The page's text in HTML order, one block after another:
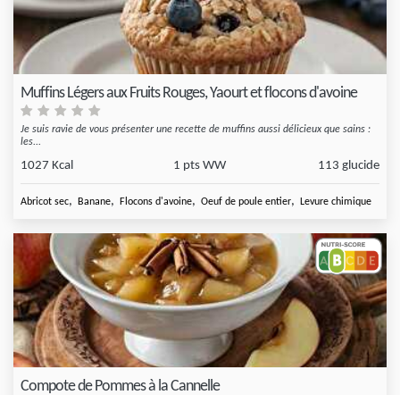
Muffins Légers aux Fruits Rouges, Yaourt et flocons d'avoine
Je suis ravie de vous présenter une recette de muffins aussi délicieux que sains :
les...
1027 Kcal 1 pts WW 113 glucide
Abricot sec, Banane, Flocons d'avoine, Oeuf de poule entier, Levure chimique
Compote de Pommes à la Cannelle